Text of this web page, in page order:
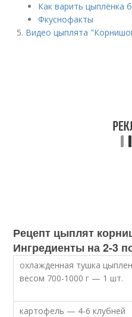
Как варить цыплёнка
Фкуснофакты
Видео цыплята
Рецепт цыплят
Ингредиенты на 2-3
охлажденная тушка
весом 700-1000 г — 1 шт.
картофель — 4-6 клубней